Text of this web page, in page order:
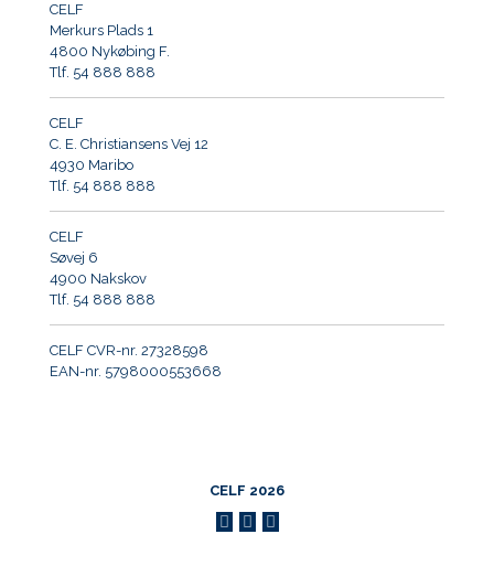
CELF
Merkurs Plads 1
4800 Nykøbing F.
Tlf. 54 888 888
CELF
C. E. Christiansens Vej 12
4930 Maribo
Tlf. 54 888 888
CELF
Søvej 6
4900 Nakskov
Tlf. 54 888 888
CELF CVR-nr. 27328598
EAN-nr. 5798000553668
CELF 2026